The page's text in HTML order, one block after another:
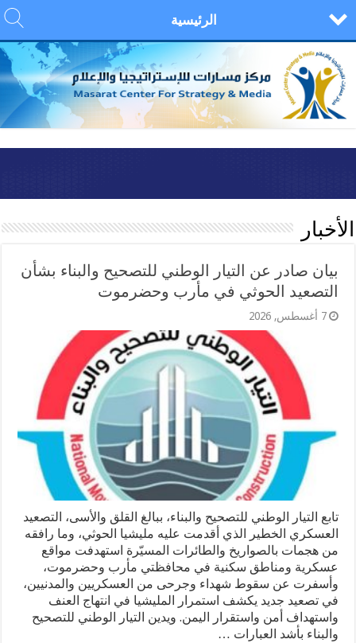
الأخبار
بيان صادر عن التيار الوطني للتصحيح والبناء بشأن
التصعيد الحوثي في مأرب وحضرموت
7 أغسطس, 2026
تابع التيار الوطني للتصحيح والبناء، ببالغ القلق والأسى، التصعيد
العسكري الخطير الذي أقدمت عليه مليشيا الحوثي، وما رافقه
من هجمات بالصواريخ والطائرات المسيّرة استهدفت مواقع
عسكرية ومناطق سكنية في محافظتي مأرب وحضرموت،
وأسفرت عن سقوط شهداء وجرحى من العسكريين والمدنيين،
في تصعيد جديد يكشف استمرار المليشيا في انتهاج العنف
واستهداف أمن واستقرار اليمن. ويدين التيار الوطني للتصحيح
والبناء بأشد العبارات …
الرئيسية